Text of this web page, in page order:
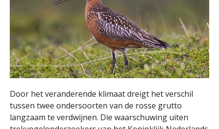
Door het veranderende klimaat dreigt het verschil
tussen twee ondersoorten van de rosse grutto
langzaam te verdwijnen. Die waarschuwing uiten